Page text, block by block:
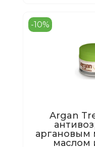
-10%
Argan
аргановым
маслом